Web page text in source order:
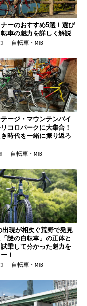
ーのおすすめ5選！選び
車の魅力を詳しく解説
自転車・MTB
ージ・マウンテンバイ
コロパークに大集合！
時代を一緒に振り返ろ
自転車・MTB
出現が相次ぐ荒野で発見
謎の自転車」の正体と
乗して分かった魅力を
！
自転車・MTB